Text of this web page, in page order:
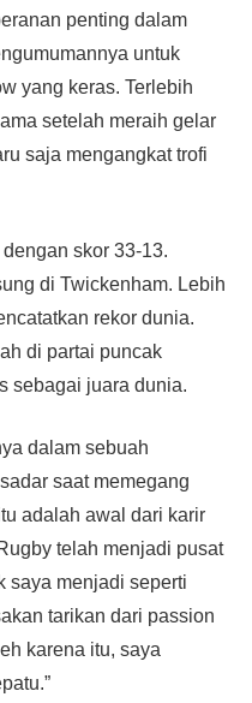
penting dalam
untuk
yang keras. Terlebih
setelah meraih gelar
saja mengangkat trofi
skor 33-13.
di Twickenham. Lebih
rekor dunia.
di partai puncak
sebagai juara dunia.
dalam sebuah
saat memegang
adalah awal dari karir
telah menjadi pusat
saya menjadi seperti
tarikan dari passion
karena itu, saya